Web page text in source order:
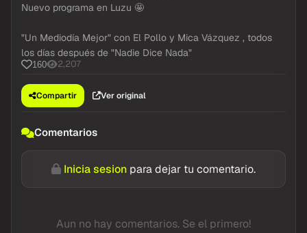
Nuevo programa en Luzu 🤩
"Un Mediodía Mejor" con El Pollo y Mica Vázquez , todos
los días después de "Nadie Dice Nada"
160 2,207
Compartir Ver original
Comentarios
Inicia sesion para dejar tu comentario.
Aun no hay comentarios. Se el primero!